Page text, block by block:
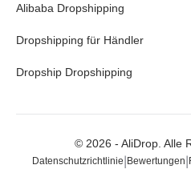
Alibaba Dropshipping
Dropshipping für Händler
Dropship Dropshipping
© 2026 - AliDrop. Alle
Datenschutzrichtlinie Bewertungen